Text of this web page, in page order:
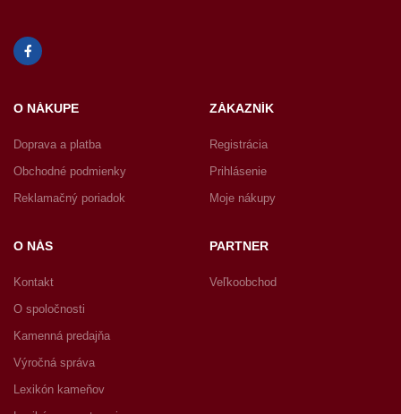
O NÁKUPE
Doprava a platba
Obchodné podmienky
Reklamačný poriadok
ZÁKAZNÍK
Registrácia
Prihlásenie
Moje nákupy
O NÁS
Kontakt
O spoločnosti
Kamenná predajňa
Výročná správa
Lexikón kameňov
PARTNER
Veľkoobchod